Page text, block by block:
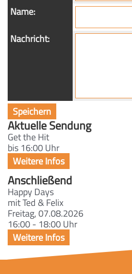
Name:
Nachricht:
Aktuelle Sendung
Get the Hit
bis 16:00 Uhr
Anschließend
Happy Days
mit Ted & Felix
Freitag, 07.08.2026
16:00 - 18:00 Uhr